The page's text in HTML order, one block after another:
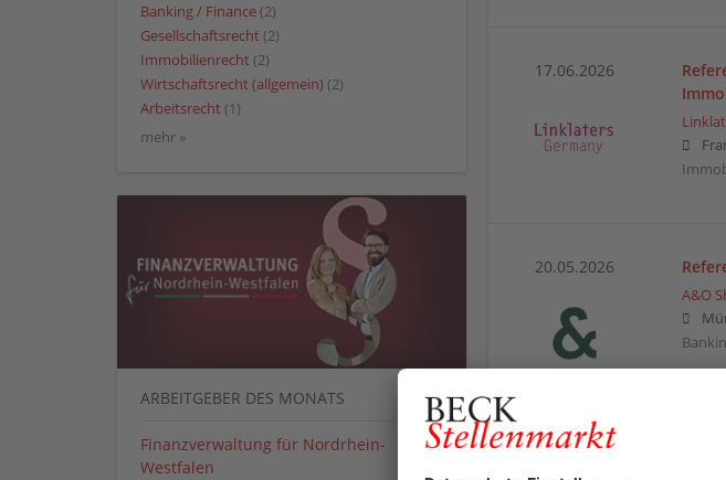
17.06.2026
20.05.2026
A&O
Banking / Finance (2)
Gesellschaftsrecht (2)
Immobilienrecht (2)
Wirtschaftsrecht (allgemein) (2)
Arbeitsrecht (1)
mehr »
ARBEITGEBER DES MONATS
Finanzverwaltung für Nordrhein-
Westfalen